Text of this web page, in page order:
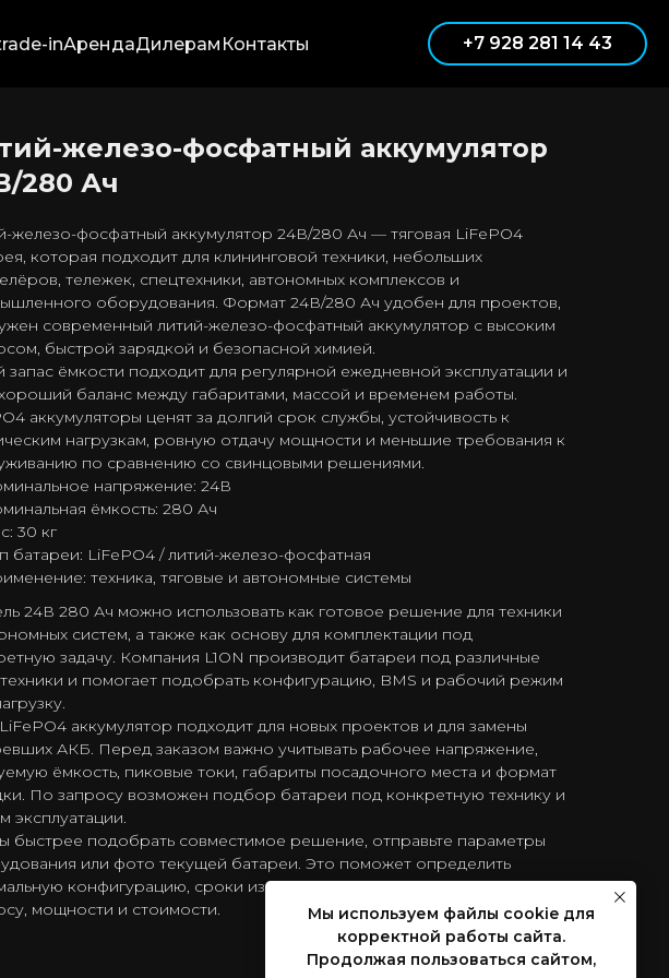
inАрендаДилерам Контакты +7 928 281 14 43
железо-фосфатный аккумулятор
280 Ач
железо-фосфатный аккумулятор 24В/280 Ач — тяговая LiFePO4
которая подходит для клининговой техники, небольших
тележек, спецтехники, автономных комплексов и
оборудования. Формат 24В/280 Ач удобен для проектов,
современный литий-железо-фосфатный аккумулятор с высоким
быстрой зарядкой и безопасной химией.
запас ёмкости подходит для регулярной ежедневной эксплуатации и
баланс между габаритами, массой и временем работы.
аккумуляторы ценят за долгий срок службы, устойчивость к
нагрузкам, ровную отдачу мощности и меньшие требования к
по сравнению со свинцовыми решениями.
напряжение: 24В
ёмкость: 280 Ач
30 кг
батареи: LiFePO4 / литий-железо-фосфатная
техника, тяговые и автономные системы
24В 280 Ач можно использовать как готовое решение для техники
систем, а также как основу для комплектации под
задачу. Компания L1ON производит батареи под различные
и помогает подобрать конфигурацию, BMS и рабочий режим
аккумулятор подходит для новых проектов и для замены
АКБ. Перед заказом важно учитывать рабочее напряжение,
ёмкость, пиковые токи, габариты посадочного места и формат
По запросу возможен подбор батареи под конкретную технику и
эксплуатации.
быстрее подобрать совместимое решение, отправьте параметры
или фото текущей батареи. Это поможет определить
конфигурацию, сроки изготовления и лучший вариант по
мощности и стоимости.
Мы используем файлы cookie для
корректной работы сайта.
Продолжая пользоваться сайтом,